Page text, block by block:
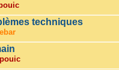
techniques